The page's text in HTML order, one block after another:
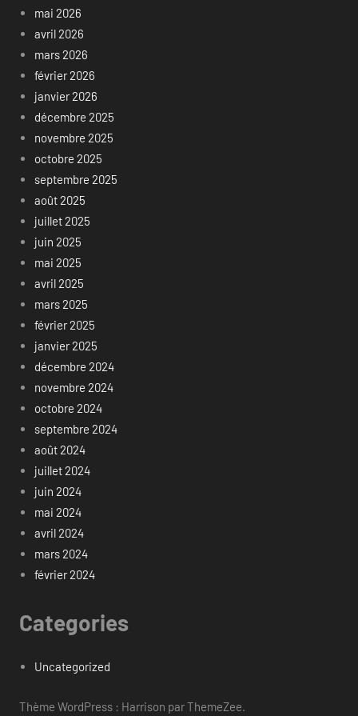
mai 2026
avril 2026
mars 2026
février 2026
janvier 2026
décembre 2025
novembre 2025
octobre 2025
septembre 2025
août 2025
juillet 2025
juin 2025
mai 2025
avril 2025
mars 2025
février 2025
janvier 2025
décembre 2024
novembre 2024
octobre 2024
septembre 2024
août 2024
juillet 2024
juin 2024
mai 2024
avril 2024
mars 2024
février 2024
Categories
Uncategorized
Thème WordPress : Harrison par ThemeZee.